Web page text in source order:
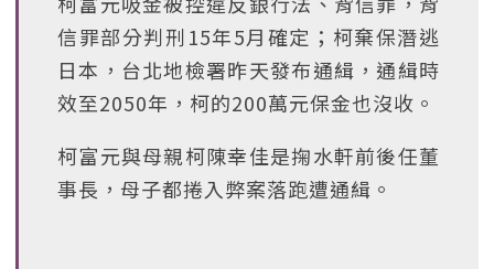
信罪部分判刑15年5月確定；柯棄保潛逃
日本，台北地檢署昨天發布通緝，通緝時
效至2050年，柯的200萬元保金也沒收。
柯富元與母親柯陳幸佳是掬水軒前後任董
事長，母子都捲入弊案落跑遭通緝。